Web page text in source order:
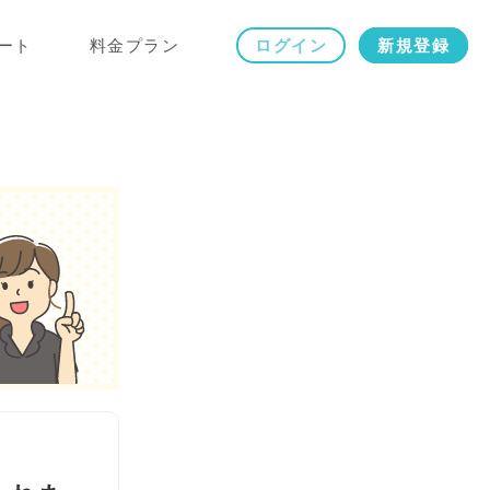
ト 料金プラン ログイン 新規登録